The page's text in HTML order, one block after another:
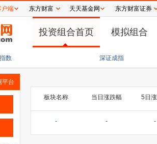
户端 东方财富 天天基金网 东方财富证券
投资组合首页 模拟组合
数 深证成指
8月8日晚间央视新闻联播要闻集锦 苹果Mac接入千
平台
板块名称 当日涨跌幅 5日
- - -